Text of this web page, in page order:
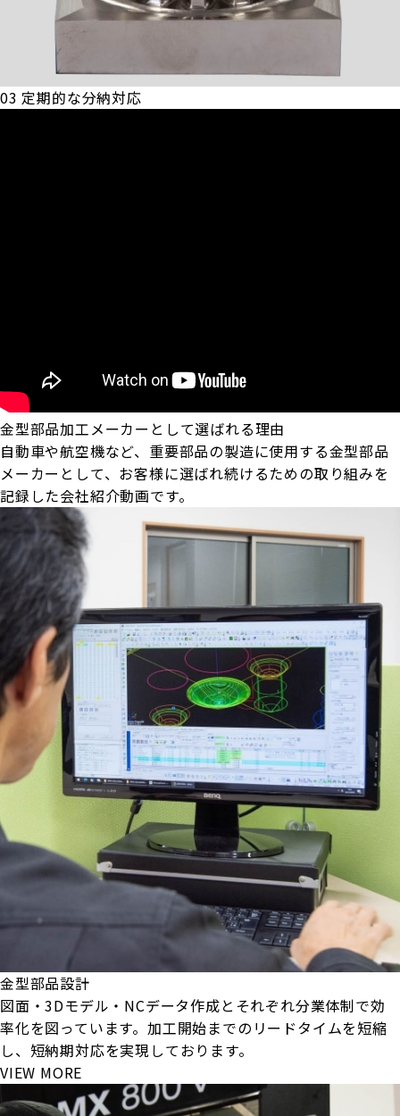
03 定期的な分納対応
金型部品加工メーカーとして選ばれる理由
自動車や航空機など、重要部品の製造に使用する金型部品
メーカーとして、お客様に選ばれ続けるための取り組みを
記録した会社紹介動画です。
金型部品設計
図面・3Dモデル・NCデータ作成とそれぞれ分業体制で効
率化を図っています。加工開始までのリードタイムを短縮
し、短納期対応を実現しております。
VIEW MORE